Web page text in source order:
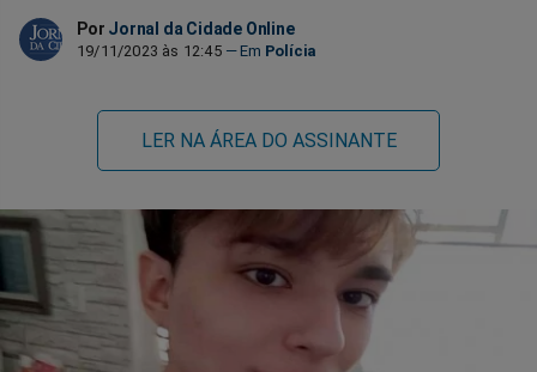
Por Jornal da Cidade Online
19/11/2023 às 12:45 Polícia
LER NA ÁREA DO ASSINANTE